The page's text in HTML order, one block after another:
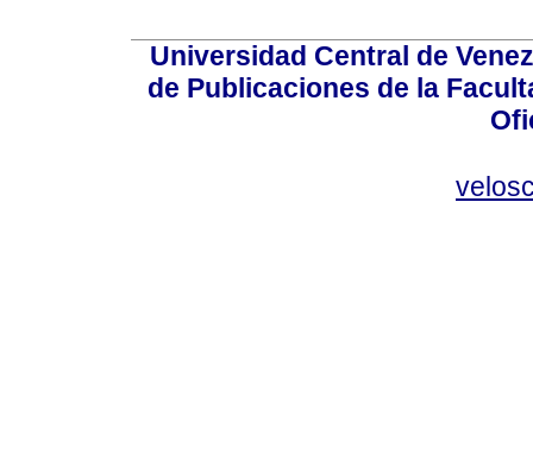
Universidad Central de
de Publicaciones de la